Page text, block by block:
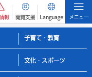
報 閲覧支援 Language メニュー
子育て・教育
文化・スポーツ